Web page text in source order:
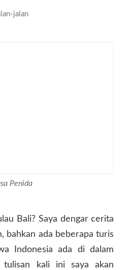
jalan
Penida
Bali? Saya dengar cerita
bahkan ada beberapa turis
Indonesia ada di dalam
tulisan kali ini saya akan